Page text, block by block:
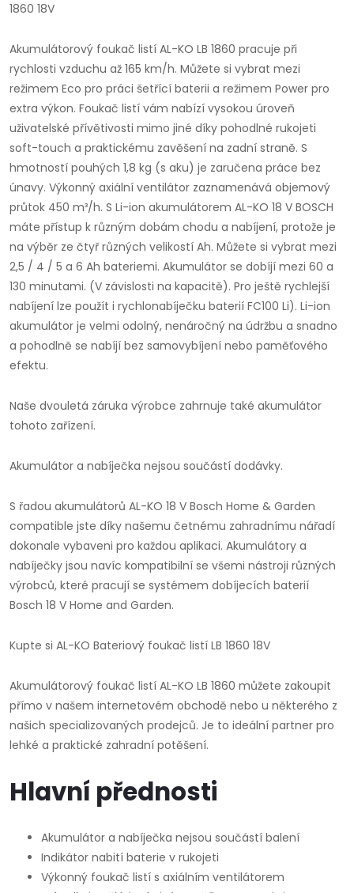
1860 18V
Akumulátorový foukač listí AL-KO LB 1860 pracuje při
rychlosti vzduchu až 165 km/h. Můžete si vybrat mezi
režimem Eco pro práci šetřící baterii a režimem Power pro
extra výkon. Foukač listí vám nabízí vysokou úroveň
uživatelské přívětivosti mimo jiné díky pohodlné rukojeti
soft-touch a praktickému zavěšení na zadní straně. S
hmotností pouhých 1,8 kg (s aku) je zaručena práce bez
únavy. Výkonný axiální ventilátor zaznamenává objemový
průtok 450 m³/h. S Li-ion akumulátorem AL-KO 18 V BOSCH
máte přístup k různým dobám chodu a nabíjení, protože je
na výběr ze čtyř různých velikostí Ah. Můžete si vybrat mezi
2,5 / 4 / 5 a 6 Ah bateriemi. Akumulátor se dobíjí mezi 60 a
130 minutami. (V závislosti na kapacitě). Pro ještě rychlejší
nabíjení lze použít i rychlonabíječku baterií FC100 Li). Li-ion
akumulátor je velmi odolný, nenáročný na údržbu a snadno
a pohodlně se nabíjí bez samovybíjení nebo paměťového
efektu.
Naše dvouletá záruka výrobce zahrnuje také akumulátor
tohoto zařízení.
Akumulátor a nabíječka nejsou součástí dodávky.
S řadou akumulátorů AL-KO 18 V Bosch Home & Garden
compatible jste díky našemu četnému zahradnímu nářadí
dokonale vybaveni pro každou aplikaci. Akumulátory a
nabíječky jsou navíc kompatibilní se všemi nástroji různých
výrobců, které pracují se systémem dobíjecích baterií
Bosch 18 V Home and Garden.
Kupte si AL-KO Bateriový foukač listí LB 1860 18V
Akumulátorový foukač listí AL-KO LB 1860 můžete zakoupit
přímo v našem internetovém obchodě nebo u některého z
našich specializovaných prodejců. Je to ideální partner pro
lehké a praktické zahradní potěšení.
Hlavní přednosti
Akumulátor a nabíječka nejsou součástí balení
Indikátor nabití baterie v rukojeti
Výkonný foukač listí s axiálním ventilátorem